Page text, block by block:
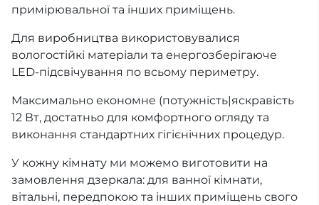
примірювальної та інших приміщень.
Для виробництва використовувалися
вологостійкі матеріали та енергозберігаюче
LED-підсвічування по всьому периметру.
Максимально економне (потужність|яскравість
12 Вт, достатньо для комфортного огляду та
виконання стандартних гігієнічних процедур.
У кожну кімнату ми можемо виготовити на
замовлення дзеркала: для ванної кімнати,
вітальні, передпокою та інших приміщень свого